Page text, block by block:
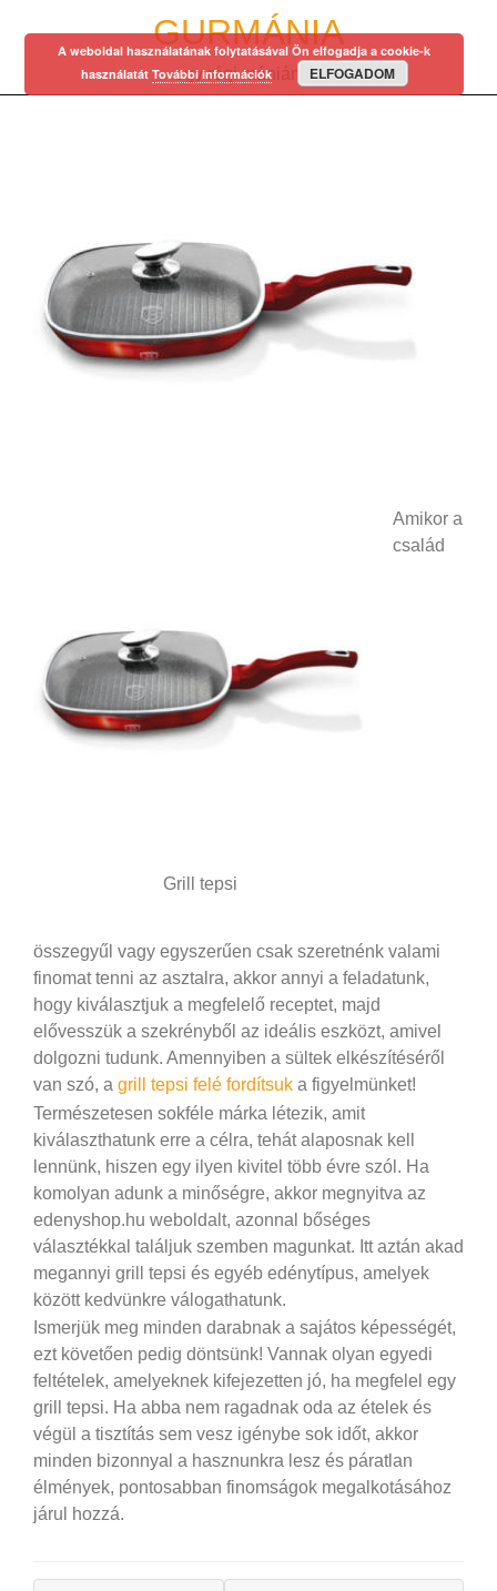
GURMÁNIA
egy régi mániám…
Grill tepsi
Amikor a
család
összegyűl vagy egyszerűen csak szeretnénk valami
finomat tenni az asztalra, akkor annyi a feladatunk,
hogy kiválasztjuk a megfelelő receptet, majd
elővesszük a szekrényből az ideális eszközt, amivel
dolgozni tudunk. Amennyiben a sültek elkészítéséről
van szó, a grill tepsi felé fordítsuk a figyelmünket!
Természetesen sokféle márka létezik, amit
kiválaszthatunk erre a célra, tehát alaposnak kell
lennünk, hiszen egy ilyen kivitel több évre szól. Ha
komolyan adunk a minőségre, akkor megnyitva az
edenyshop.hu weboldalt, azonnal bőséges
választékkal találjuk szemben magunkat. Itt aztán akad
megannyi grill tepsi és egyéb edénytípus, amelyek
között kedvünkre válogathatunk.
Ismerjük meg minden darabnak a sajátos képességét,
ezt követően pedig döntsünk! Vannak olyan egyedi
feltételek, amelyeknek kifejezetten jó, ha megfelel egy
grill tepsi. Ha abba nem ragadnak oda az ételek és
végül a tisztítás sem vesz igénybe sok időt, akkor
minden bizonnyal a hasznunkra lesz és páratlan
élmények, pontosabban finomságok megalkotásához
járul hozzá.
A weboldal használatának folytatásával Ön elfogadja a cookie-k
használatát További információk ELFOGADOM